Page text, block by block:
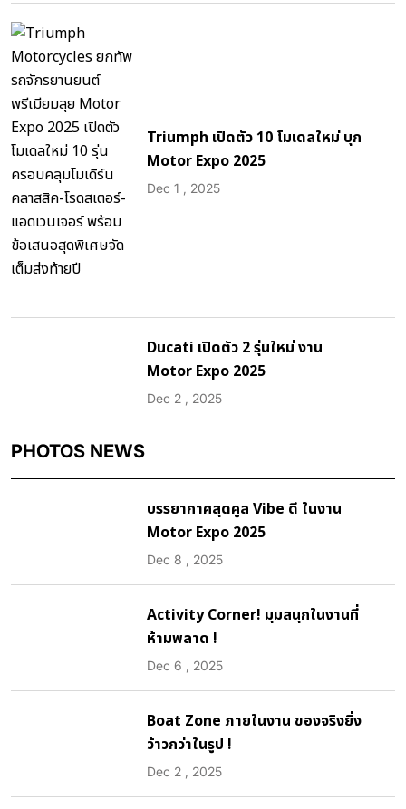
Triumph เปิดตัว 10 โมเดลใหม่ บุก
Motor Expo 2025
Dec 1 , 2025
Ducati เปิดตัว 2 รุ่นใหม่ งาน
Motor Expo 2025
Dec 2 , 2025
PHOTOS NEWS
บรรยากาศสุดคูล Vibe ดี ในงาน
Motor Expo 2025
Dec 8 , 2025
Activity Corner! มุมสนุกในงานที่
ห้ามพลาด !
Dec 6 , 2025
Boat Zone ภายในงาน ของจริงยิ่ง
ว้าวกว่าในรูป !
Dec 2 , 2025